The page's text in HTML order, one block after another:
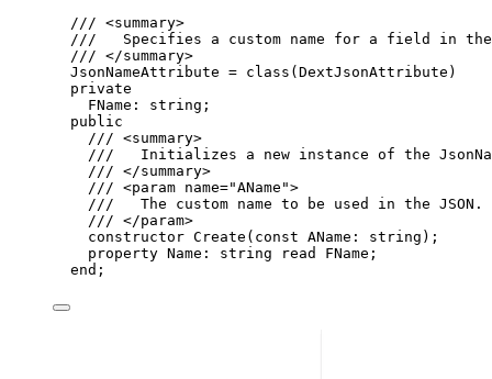
/// <summary>
///   Specifies a custom name for a field in the
/// </summary>
JsonNameAttribute = class (DextJsonAttribute)
private
FName: string ;
public
/// <summary>
///   Initializes a new instance of the
/// </summary>
/// <param name="AName">
///   The custom name to be used in the JSON.
/// </param>
constructor Create ( const AName: string );
property Name : string read
FName;
end ;